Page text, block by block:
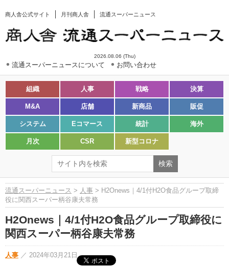
商人舎公式サイト 月刊商人舎 流通スーパーニュース
2026.08.06 (Thu)
流通スーパーニュースについて お問い合わせ
組織 人事 戦略 決算
M&A 店舗 新商品 販促
システム Eコマース 統計 海外
月次 CSR 新型コロナ
流通スーパーニュース > 人事 > H2Onews｜4/1付H2O食品グループ取締
役に関西スーパー柄谷康夫常務
H2Onews｜4/1付H2O食品グループ取締役に
関西スーパー柄谷康夫常務
人事 ／ 2024年03月21日